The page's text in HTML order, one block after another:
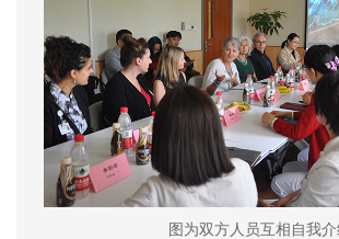
图为双方人员互相自我介